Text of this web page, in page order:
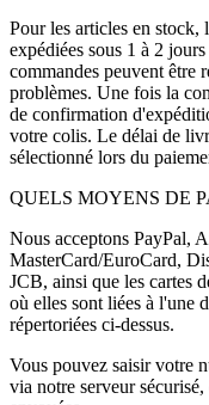
Pour les articles en stock,
expédiées sous 1 à 2
commandes peuvent être
problèmes. Une fois la
de confirmation
votre colis. Le délai de
sélectionné lors du
QUELS MOYENS DE
Nous acceptons PayPal,
MasterCard/EuroCard,
JCB, ainsi que les cartes
où elles sont liées à l'une
répertoriées ci-dessus.
Vous pouvez saisir votre
via notre serveur